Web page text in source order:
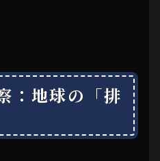
：地球の「排